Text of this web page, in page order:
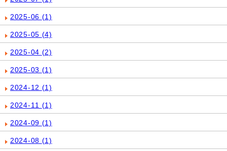
2025-06 (1)
2025-05 (4)
2025-04 (2)
2025-03 (1)
2024-12 (1)
2024-11 (1)
2024-09 (1)
2024-08 (1)